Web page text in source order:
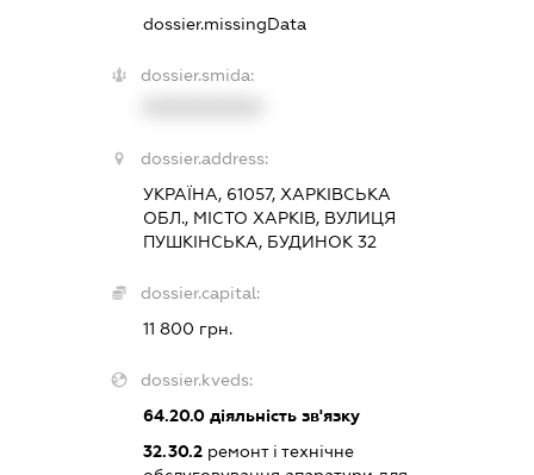
dossier.missingData
dossier.smida:
dossier.address:
УКРАЇНА, 61057, ХАРКІВСЬКА
ОБЛ., МІСТО ХАРКІВ, ВУЛИЦЯ
ПУШКІНСЬКА, БУДИНОК 32
dossier.capital:
11 800 грн.
dossier.kveds:
64.20.0діяльність зв'язку
32.30.2ремонт і технічне